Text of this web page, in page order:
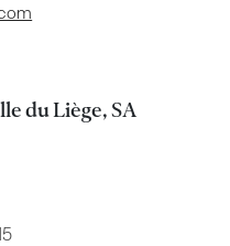
du Liège, SA